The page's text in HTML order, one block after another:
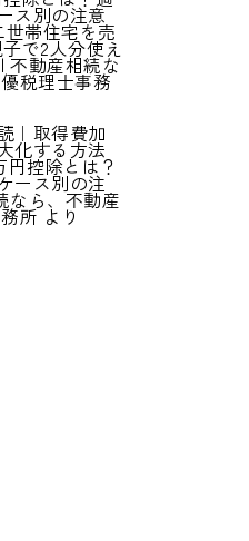
ス別の注意
帯住宅を売
で2人分使え
不動産相続な
税理士事務
｜取得費加
化する方法
控除とは？
ース別の注
なら、不動産
所より